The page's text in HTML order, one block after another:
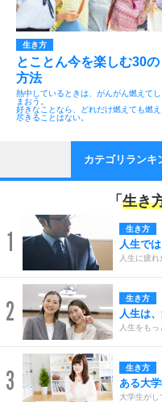
生き方
とことん今を楽しむ30の
方法
熱中しているときは、がんがん燃えてし
まおう。
好きなことなら、どれだけ燃えても燃え
尽きることはない。
カテゴリランキ
「 生き
1 生き方
人生で
人生に疲
2 生き方
人生は
人生をも
3 生き方
ある大
大学生がし